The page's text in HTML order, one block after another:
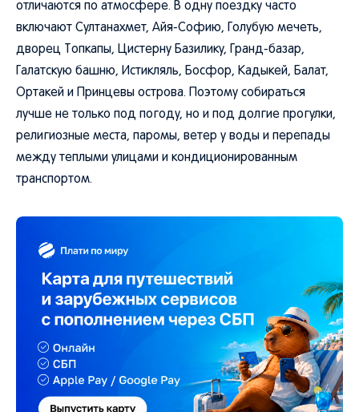
отличаются по атмосфере. В одну поездку часто
включают Султанахмет, Айя-Софию, Голубую мечеть,
дворец Топкапы, Цистерну Базилику, Гранд-базар,
Галатскую башню, Истикляль, Босфор, Кадыкей, Балат,
Ортакей и Принцевы острова. Поэтому собираться
лучше не только под погоду, но и под долгие прогулки,
религиозные места, паромы, ветер у воды и перепады
между теплыми улицами и кондиционированным
транспортом.